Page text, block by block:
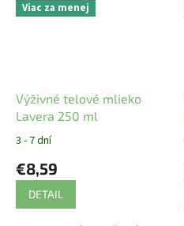
Viac za menej
Výživné telové mlieko
Lavera 250 ml
3 - 7 dní
€8,59
DETAIL